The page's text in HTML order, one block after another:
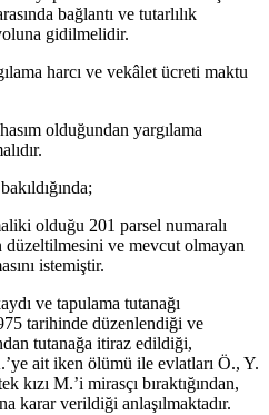
bağlantı ve tutarlılık
gidilmelidir.
harcı ve vekâlet ücreti maktu
olduğundan yargılama
olduğu 201 parsel numaralı
düzeltilmesini ve mevcut olmayan
istemiştir.
ve tapulama tutanağı
tarihinde düzenlendiği ve
tutanağa itiraz edildiği,
ait iken ölümü ile evlatları Ö., Y.
kızı M.’i mirasçı bıraktığından,
karar verildiği anlaşılmaktadır.